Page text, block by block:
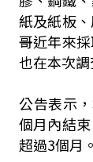
紙及紙板
哥近年來
也在本次調
公告表示
個月內結
超過3個月。